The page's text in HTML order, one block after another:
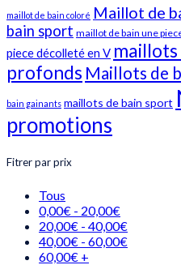
maillot de bain coloré Maillot de
bain sport maillot de bain une
piece décolleté en V maillots
profonds Maillots de
bain gainants maillots de bain sport
promotions
Fitrer par prix
Tous
0,00€ - 20,00€
20,00€ - 40,00€
40,00€ - 60,00€
60,00€ +